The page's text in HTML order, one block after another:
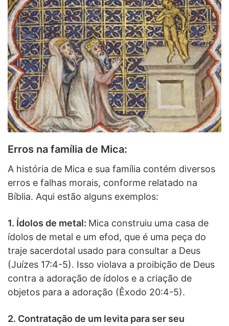
Erros na família de Mica:
A história de Mica e sua família contém diversos
erros e falhas morais, conforme relatado na
Bíblia. Aqui estão alguns exemplos:
1. Ídolos de metal: Mica construiu uma casa de
ídolos de metal e um efod, que é uma peça do
traje sacerdotal usado para consultar a Deus
(Juízes 17:4-5). Isso violava a proibição de Deus
contra a adoração de ídolos e a criação de
objetos para a adoração (Êxodo 20:4-5).
2. Contratação de um levita para ser seu